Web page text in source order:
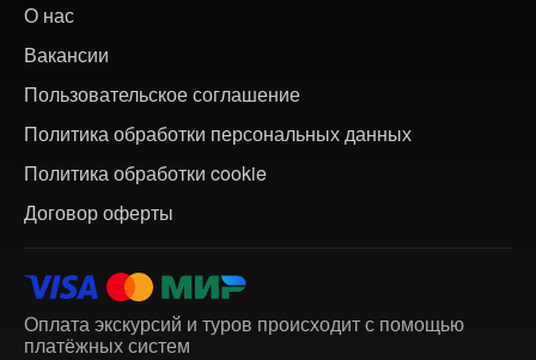
О нас
Вакансии
Пользовательское соглашение
Политика обработки персональных данных
Политика обработки cookie
Договор оферты
Оплата экскурсий и туров происходит с помощью
платёжных систем